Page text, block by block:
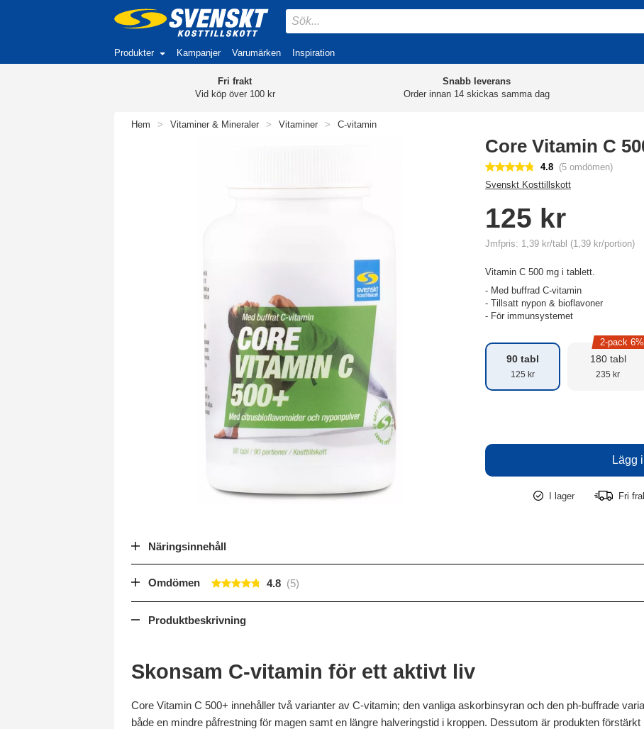
Produkter Kampanjer Varumärken Inspiration
Fri frakt
Vid köp över 100 kr
Snabb leverans
Order innan 14 skickas samma dag
Hem > Vitaminer & Mineraler > Vitaminer > C-vitamin
Core Vitamin C
4.8 (5 omdömen)
Svenskt Kosttillskott
125 kr
Jmfpris: 1,39 kr/tabl (1,39 kr/portion)
Vitamin C 500 mg i tablett.
- Med buffrad C-vitamin
- Tillsatt nypon & bioflavoner
- För immunsystemet
90 tabl
125 kr
180 tabl
235 kr
2-pack 6%
I lager Fri
Näringsinnehåll
Omdömen 4.8
Produktbeskrivning
Skonsam C-vitamin för ett aktivt liv
Core Vitamin C 500+ innehåller två varianter av C-vitamin; den vanliga askorbinsyran och den ph-buffrade
både en mindre påfrestning för magen samt en längre halveringstid i kroppen. Dessutom är produkten